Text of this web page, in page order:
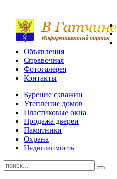
Объявления
Справочная
Фотогалерея
Контакты
Бурение скважин
Утепление домов
Пластиковые окна
Продажа дверей
Памятники
Охрана
Недвижимость